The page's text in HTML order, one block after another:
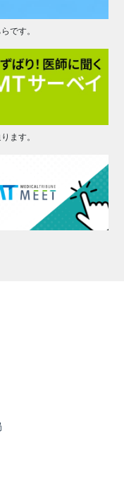
です。
ます。